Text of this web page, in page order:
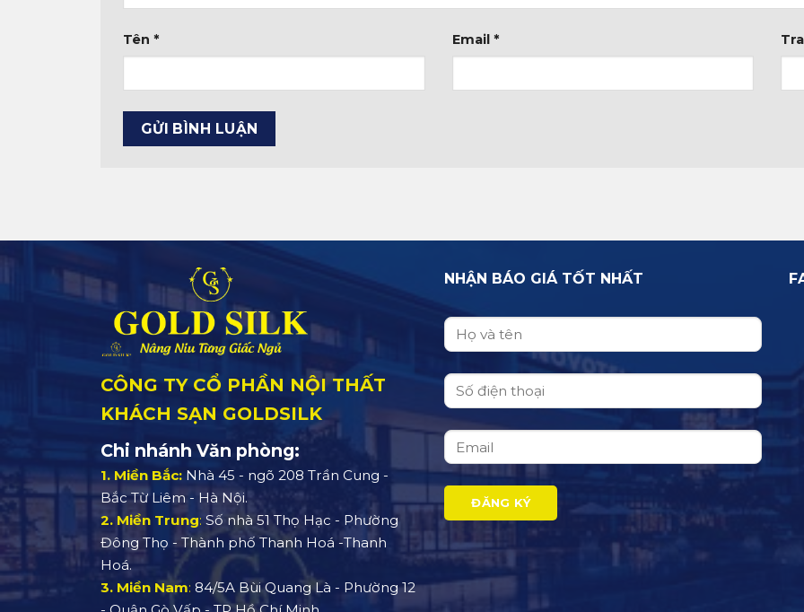
Tên * Email *
CÔNG TY CỔ PHẦN NỘI THẤT
KHÁCH SẠN GOLDSILK
Chi nhánh Văn phòng:
1. Miền Bắc: Nhà 45 - ngõ 208 Trần Cung -
Bắc Từ Liêm - Hà Nội.
2. Miền Trung: Số nhà 51 Thọ Hạc - Phường
Đông Thọ - Thành phố Thanh Hoá -Thanh
Hoá.
3. Miền Nam: 84/5A Bùi Quang Là - Phường 12
NHẬN BÁO GIÁ TỐT NHẤT